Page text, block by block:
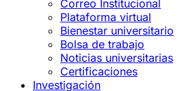
Correo Institucional
Plataforma virtual
Bienestar universitario
Bolsa de trabajo
Noticias universitarias
Certificaciones
Investigación